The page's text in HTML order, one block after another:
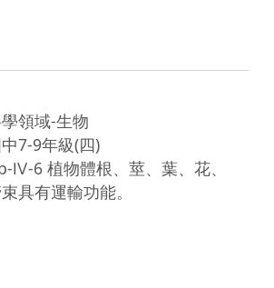
領域-生物
7-9年級(四)
Ⅳ-6 植物體根、莖、葉、花、
具有運輸功能。